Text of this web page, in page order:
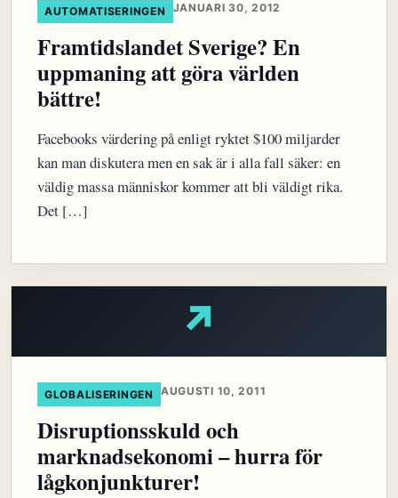
AUTOMATISERINGEN JANUARI 30, 2012
Framtidslandet Sverige? En
uppmaning att göra världen
bättre!
Facebooks värdering på enligt ryktet $100 miljarder
kan man diskutera men en sak är i alla fall säker: en
väldig massa människor kommer att bli väldigt rika.
Det […]
↗
GLOBALISERINGEN AUGUSTI 10, 2011
Disruptionsskuld och
marknadsekonomi – hurra för
lågkonjunkturer!